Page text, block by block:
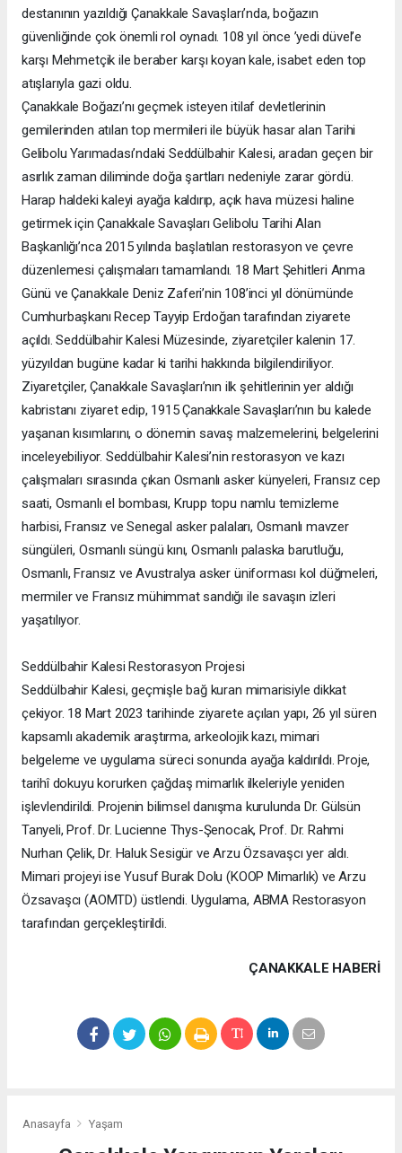
destanının yazıldığı Çanakkale Savaşları’nda, boğazın
güvenliğinde çok önemli rol oynadı. 108 yıl önce ’yedi düvel’e
karşı Mehmetçik ile beraber karşı koyan kale, isabet eden top
atışlarıyla gazi oldu.
Çanakkale Boğazı’nı geçmek isteyen itilaf devletlerinin
gemilerinden atılan top mermileri ile büyük hasar alan Tarihi
Gelibolu Yarımadası’ndaki Seddülbahir Kalesi, aradan geçen bir
asırlık zaman diliminde doğa şartları nedeniyle zarar gördü.
Harap haldeki kaleyi ayağa kaldırıp, açık hava müzesi haline
getirmek için Çanakkale Savaşları Gelibolu Tarihi Alan
Başkanlığı’nca 2015 yılında başlatılan restorasyon ve çevre
düzenlemesi çalışmaları tamamlandı. 18 Mart Şehitleri Anma
Günü ve Çanakkale Deniz Zaferi’nin 108’inci yıl dönümünde
Cumhurbaşkanı Recep Tayyip Erdoğan tarafından ziyarete
açıldı. Seddülbahir Kalesi Müzesinde, ziyaretçiler kalenin 17.
yüzyıldan bugüne kadar ki tarihi hakkında bilgilendiriliyor.
Ziyaretçiler, Çanakkale Savaşları’nın ilk şehitlerinin yer aldığı
kabristanı ziyaret edip, 1915 Çanakkale Savaşları’nın bu kalede
yaşanan kısımlarını, o dönemin savaş malzemelerini, belgelerini
inceleyebiliyor. Seddülbahir Kalesi’nin restorasyon ve kazı
çalışmaları sırasında çıkan Osmanlı asker künyeleri, Fransız cep
saati, Osmanlı el bombası, Krupp topu namlu temizleme
harbisi, Fransız ve Senegal asker palaları, Osmanlı mavzer
süngüleri, Osmanlı süngü kını, Osmanlı palaska barutluğu,
Osmanlı, Fransız ve Avustralya asker üniforması kol düğmeleri,
mermiler ve Fransız mühimmat sandığı ile savaşın izleri
yaşatılıyor.
Seddülbahir Kalesi Restorasyon Projesi
Seddülbahir Kalesi, geçmişle bağ kuran mimarisiyle dikkat
çekiyor. 18 Mart 2023 tarihinde ziyarete açılan yapı, 26 yıl süren
kapsamlı akademik araştırma, arkeolojik kazı, mimari
belgeleme ve uygulama süreci sonunda ayağa kaldırıldı. Proje,
tarihî dokuyu korurken çağdaş mimarlık ilkeleriyle yeniden
işlevlendirildi. Projenin bilimsel danışma kurulunda Dr. Gülsün
Tanyeli, Prof. Dr. Lucienne Thys-Şenocak, Prof. Dr. Rahmi
Nurhan Çelik, Dr. Haluk Sesigür ve Arzu Özsavaşcı yer aldı.
Mimari projeyi ise Yusuf Burak Dolu (KOOP Mimarlık) ve Arzu
Özsavaşcı (AOMTD) üstlendi. Uygulama, ABMA Restorasyon
tarafından gerçekleştirildi.
ÇANAKKALE HABERİ
Anasayfa Yaşam